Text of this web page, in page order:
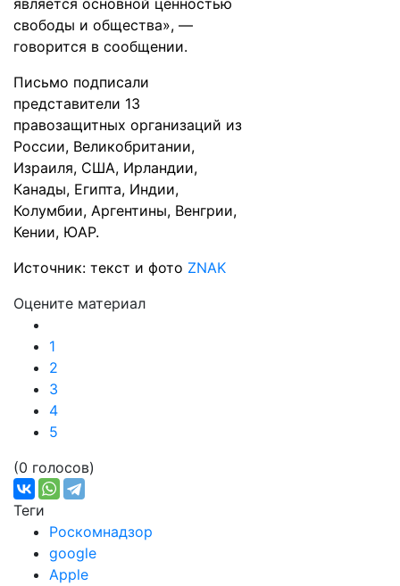
является основной ценностью
свободы и общества», —
говорится в сообщении.
Письмо подписали
представители 13
правозащитных организаций из
России, Великобритании,
Израиля, США, Ирландии,
Канады, Египта, Индии,
Колумбии, Аргентины, Венгрии,
Кении, ЮАР.
Источник: текст и фото ZNAK
Оцените материал
1
2
3
4
5
(0 голосов)
Теги
Роскомнадзор
google
Apple